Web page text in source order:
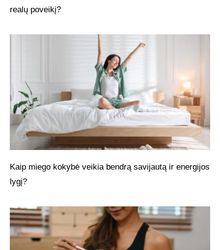
realų poveikį?
Kaip miego kokybė veikia bendrą savijautą ir energijos
lygį?